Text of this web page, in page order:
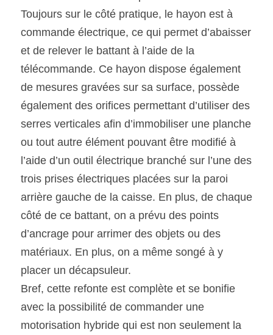
Toujours sur le côté pratique, le hayon est à
commande électrique, ce qui permet d’abaisser
et de relever le battant à l’aide de la
télécommande. Ce hayon dispose également
de mesures gravées sur sa surface, possède
également des orifices permettant d’utiliser des
serres verticales afin d’immobiliser une planche
ou tout autre élément pouvant être modifié à
l’aide d’un outil électrique branché sur l’une des
trois prises électriques placées sur la paroi
arrière gauche de la caisse. En plus, de chaque
côté de ce battant, on a prévu des points
d’ancrage pour arrimer des objets ou des
matériaux. En plus, on a même songé à y
placer un décapsuleur.
Bref, cette refonte est complète et se bonifie
avec la possibilité de commander une
motorisation hybride qui est non seulement la